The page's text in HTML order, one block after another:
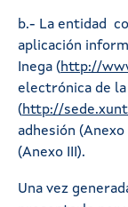
b.- La entidad
aplicación
Inega (http://
electrónica de
(http://
adhesión
(Anexo III).
Una vez